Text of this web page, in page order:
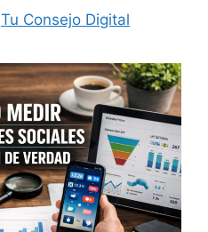
Tu Consejo Digital